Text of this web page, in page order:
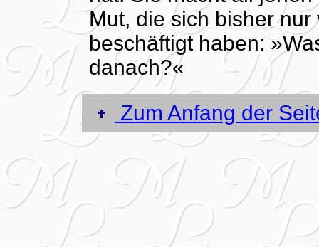
Mut, die sich bisher
beschäftigt haben:
danach?«
Zum Anfang der